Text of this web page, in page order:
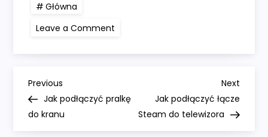
Główna
Leave a Comment
mikrofon
Windows
N
a
Previous
Post
Previous
Jak podłączyć pralkę
do kranu
Next
Post
Next
Jak podłączyć łącze
Steam do telewizora